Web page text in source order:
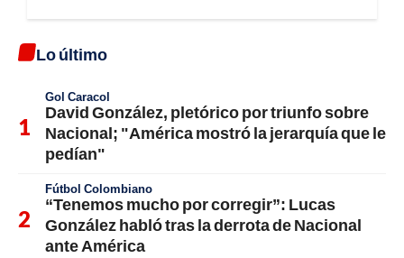
Lo último
Gol Caracol
David González, pletórico por triunfo sobre
Nacional; "América mostró la jerarquía que le
pedían"
Fútbol Colombiano
“Tenemos mucho por corregir”: Lucas
González habló tras la derrota de Nacional
ante América